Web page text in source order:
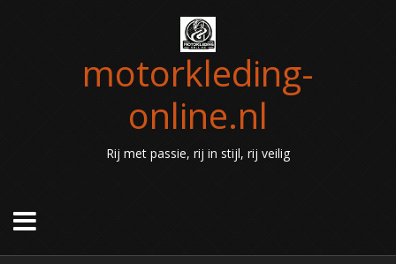
motorkleding-
online.nl
Rij met passie, rij in stijl, rij veilig